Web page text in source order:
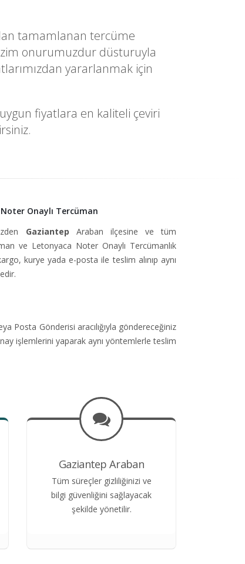
tamamlanan tercüme
onurumuzdur düsturuyla
yararlanmak için
fiyatlara en kaliteli çeviri
Onaylı Tercüman
Gaziantep Araban ilçesine ve tüm
ve Letonyaca Noter Onaylı Tercümanlık
kurye yada e-posta ile teslim alınıp aynı
Posta Gönderisi aracılığıyla göndereceğiniz
işlemlerini yaparak aynı yöntemlerle teslim
Gaziantep Araban
Tüm süreçler gizliliğinizi ve
bilgi güvenliğini sağlayacak
şekilde yönetilir.